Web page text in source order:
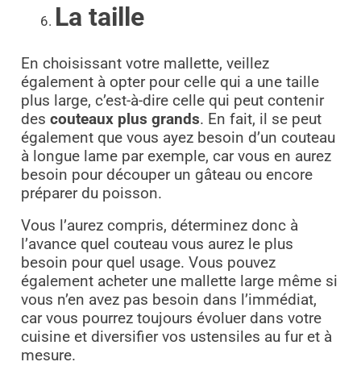
La taille
En choisissant votre mallette, veillez
également à opter pour celle qui a une taille
plus large, c’est-à-dire celle qui peut contenir
des couteaux plus grands. En fait, il se peut
également que vous ayez besoin d’un couteau
à longue lame par exemple, car vous en aurez
besoin pour découper un gâteau ou encore
préparer du poisson.
Vous l’aurez compris, déterminez donc à
l’avance quel couteau vous aurez le plus
besoin pour quel usage. Vous pouvez
également acheter une mallette large même si
vous n’en avez pas besoin dans l’immédiat,
car vous pourrez toujours évoluer dans votre
cuisine et diversifier vos ustensiles au fur et à
mesure.